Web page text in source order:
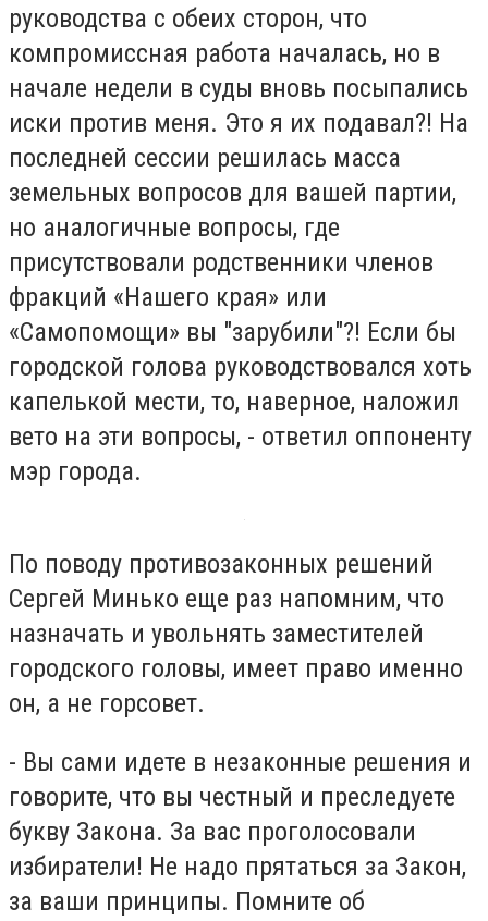
руководства с обеих сторон, что
компромиссная работа началась, но в
начале недели в суды вновь посыпались
иски против меня. Это я их подавал?! На
последней сессии решилась масса
земельных вопросов для вашей партии,
но аналогичные вопросы, где
присутствовали родственники членов
фракций «Нашего края» или
«Самопомощи» вы "зарубили"?! Если бы
городской голова руководствовался хоть
капелькой мести, то, наверное, наложил
вето на эти вопросы, - ответил оппоненту
мэр города.
По поводу противозаконных решений
Сергей Минько еще раз напомним, что
назначать и увольнять заместителей
городского головы, имеет право именно
он, а не горсовет.
- Вы сами идете в незаконные решения и
говорите, что вы честный и преследуете
букву Закона. За вас проголосовали
избиратели! Не надо прятаться за Закон,
за ваши принципы. Помните об